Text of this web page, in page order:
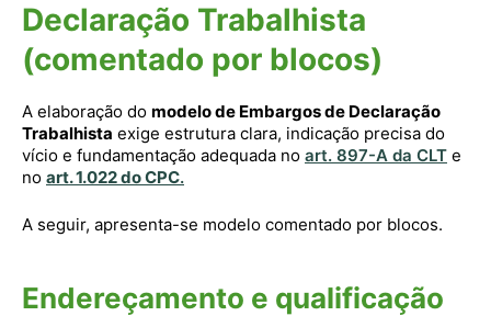
Declaração Trabalhista
(comentado por blocos)
A elaboração do modelo de Embargos de Declaração
Trabalhista exige estrutura clara, indicação precisa do
vício e fundamentação adequada no art. 897-A da CLT e
no art. 1.022 do CPC.
A seguir, apresenta-se modelo comentado por blocos.
Endereçamento e qualificação